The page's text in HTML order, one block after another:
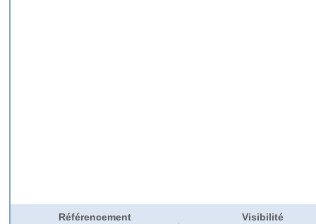
Référencement Visibilité